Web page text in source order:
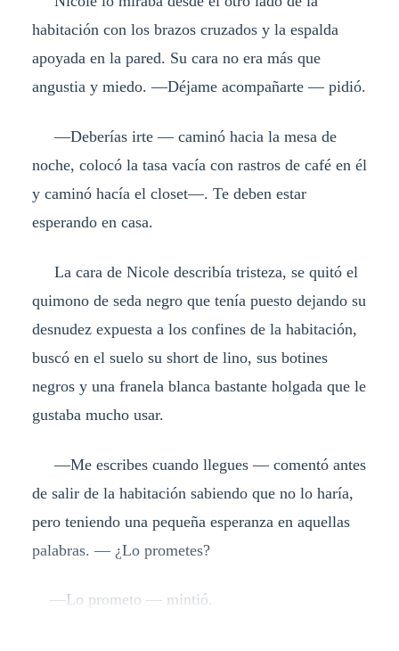
habitación con los brazos cruzados y la espalda
apoyada en la pared. Su cara no era más que
angustia y miedo. —Déjame acompañarte — pidió.
—Deberías irte — caminó hacia la mesa de
noche, colocó la tasa vacía con rastros de café en él
y caminó hacía el closet—. Te deben estar
esperando en casa.
La cara de Nicole describía tristeza, se quitó el
quimono de seda negro que tenía puesto dejando su
desnudez expuesta a los confines de la habitación,
buscó en el suelo su short de lino, sus botines
negros y una franela blanca bastante holgada que le
gustaba mucho usar.
—Me escribes cuando llegues — comentó antes
de salir de la habitación sabiendo que no lo haría,
pero teniendo una pequeña esperanza en aquellas
palabras. — ¿Lo prometes?
—Lo prometo — mintió.